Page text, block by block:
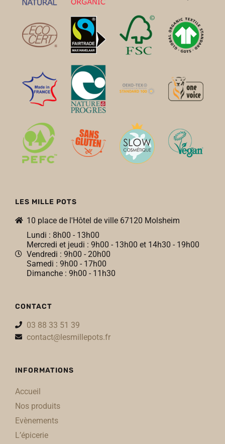
LES MILLE POTS
10 place de l'Hôtel de ville 67120 Molsheim
Lundi : 8h00 - 13h00
Mercredi et jeudi : 9h00 - 13h00 et 14h30 - 19h00
Vendredi : 9h00 - 20h00
Samedi : 9h00 - 17h00
Dimanche : 9h00 - 11h30
CONTACT
03 88 33 51 39
contact@lesmillepots.fr
INFORMATIONS
Accueil
Nos produits
Evènements
L’épicerie